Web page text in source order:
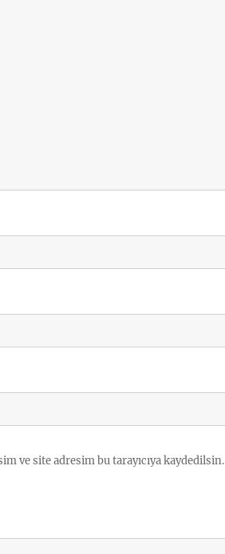
ve site adresim bu tarayıcıya kaydedilsin.